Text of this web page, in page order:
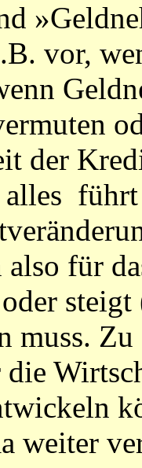
vor,
der
alles
für
muss.
weiter